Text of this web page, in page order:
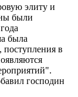
элиту и
были
была
поступления в
господин